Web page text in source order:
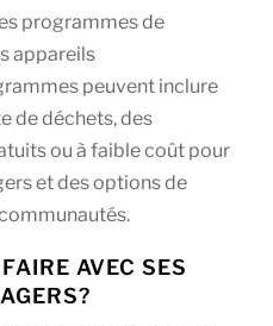
programmes de
appareils
peuvent inclure
de déchets, des
ou à faible coût pour
et des options de
AVEC SES